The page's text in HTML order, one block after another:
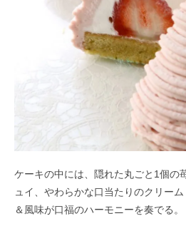
ケーキの中には、隠れた丸ごと1個の
ュイ、やわらかな口当たりのクリー
＆風味が口福のハーモニーを奏でる。